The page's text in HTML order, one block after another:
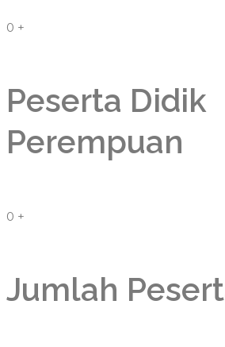
0 +
Peserta Didik
Perempuan
0 +
Jumlah